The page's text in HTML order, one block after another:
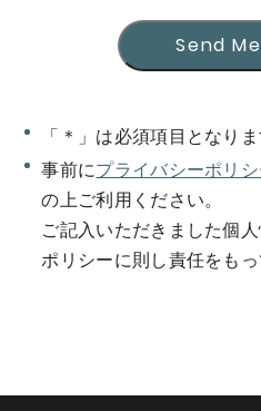
Send
Send
「＊」は必須項目となりま
事前にプライバシーポリ
の上ご利用ください。
ご記入いただきました個
ポリシーに則し責任をもっ